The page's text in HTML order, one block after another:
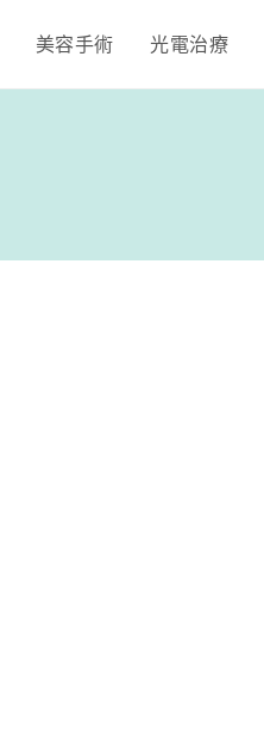
美容手術 光電治療